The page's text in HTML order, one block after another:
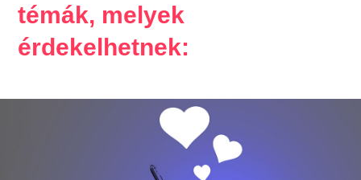
témák, melyek
érdekelhetnek: